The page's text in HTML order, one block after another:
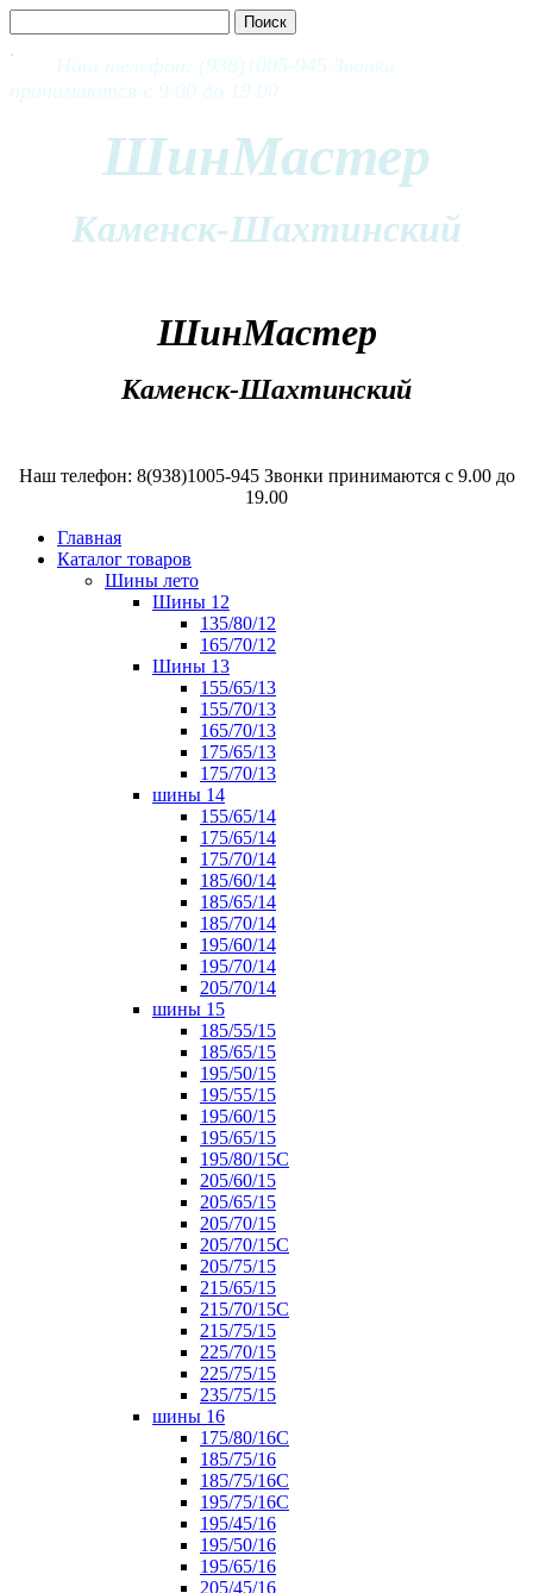
Наш телефон: (938)1005-945 Звонки
принимаются с 9.00 до 19.00
ШинМастер
Каменск-Шахтинский
ШинМастер
Каменск-Шахтинский
Наш телефон: 8(938)1005-945 Звонки принимаются с 9.00 до
19.00
Главная
Каталог товаров
Шины лето
Шины 12
135/80/12
165/70/12
Шины 13
155/65/13
155/70/13
165/70/13
175/65/13
175/70/13
шины 14
155/65/14
175/65/14
175/70/14
185/60/14
185/65/14
185/70/14
195/60/14
195/70/14
205/70/14
шины 15
185/55/15
185/65/15
195/50/15
195/55/15
195/60/15
195/65/15
195/80/15С
205/60/15
205/65/15
205/70/15
205/70/15С
205/75/15
215/65/15
215/70/15C
215/75/15
225/70/15
225/75/15
235/75/15
шины 16
175/80/16С
185/75/16
185/75/16С
195/75/16С
195/45/16
195/50/16
195/65/16
205/45/16